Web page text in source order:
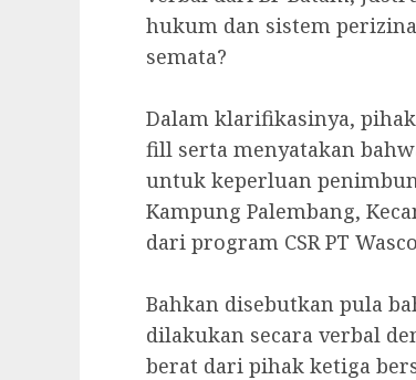
hukum dan sistem
semata?
‎Dalam klarifikasinya,
fill serta menyatakan
untuk keperluan
Kampung Palembang,
dari program CSR PT
‎Bahkan disebutkan pula
dilakukan secara verbal
berat dari pihak ketiga